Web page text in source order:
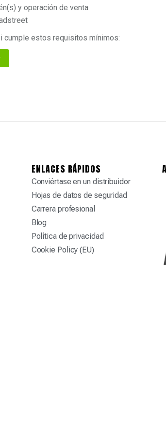
y operación de venta
cumple estos requisitos mínimos:
ENLACES RÁPIDOS
Conviértase en un distribuidor
Hojas de datos de seguridad
Carrera profesional
Blog
Política de privacidad
Cookie Policy (EU)